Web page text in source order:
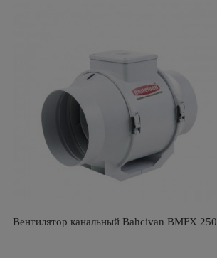
Вентилятор канальный Bahcivan BMFX 250